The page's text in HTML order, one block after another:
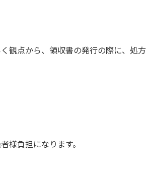
観点から、領収書の発行の際に、処
様負担になります。